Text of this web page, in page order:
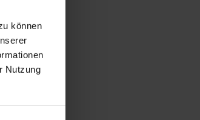
können
Nutzung